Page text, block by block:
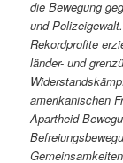
die Bewegung
und
Rekordprofite
länder- und
amerikanischen
Apartheid-